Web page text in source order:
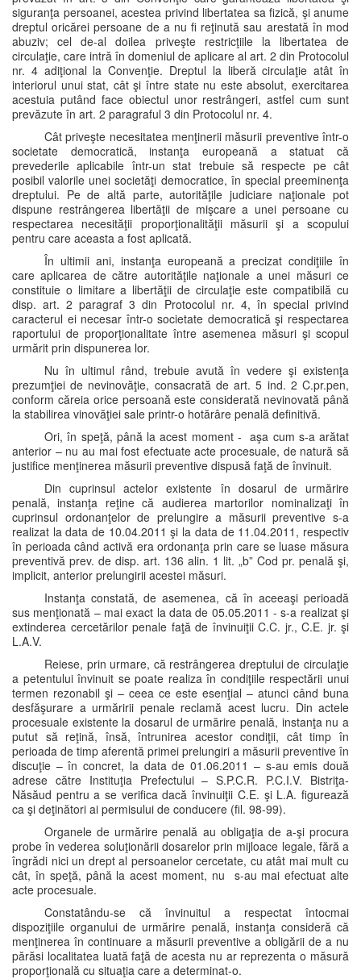
siguranţa persoanei, acestea privind libertatea sa fizică, şi anume
dreptul oricărei persoane de a nu fi reţinută sau arestată în mod
abuziv; cel de-al doilea priveşte restricţiile la libertatea de
circulaţie, care intră în domeniul de aplicare al art. 2 din Protocolul
nr. 4 adiţional la Convenţie. Dreptul la liberă circulaţie atât în
interiorul unui stat, cât şi între state nu este absolut, exercitarea
acestuia putând face obiectul unor restrângeri, astfel cum sunt
prevăzute în art. 2 paragraful 3 din Protocolul nr. 4.
Cât priveşte necesitatea menţinerii măsurii preventive într-o
societate democratică, instanţa europeană a statuat că
prevederile aplicabile într-un stat trebuie să respecte pe cât
posibil valorile unei societăţi democratice, în special preeminenţa
dreptului. Pe de altă parte, autorităţile judiciare naţionale pot
dispune restrângerea libertăţii de mişcare a unei persoane cu
respectarea necesităţii proporţionalităţii măsurii şi a scopului
pentru care aceasta a fost aplicată.
În ultimii ani, instanţa europeană a precizat condiţiile în
care aplicarea de către autorităţile naţionale a unei măsuri ce
constituie o limitare a libertăţii de circulaţie este compatibilă cu
disp. art. 2 paragraf 3 din Protocolul nr. 4, în special privind
caracterul ei necesar într-o societate democratică şi respectarea
raportului de proporţionalitate între asemenea măsuri şi scopul
urmărit prin dispunerea lor.
Nu în ultimul rând, trebuie avută în vedere şi existenţa
prezumţiei de nevinovăţie, consacrată de art. 5 ind. 2 C.pr.pen,
conform căreia orice persoană este considerată nevinovată până
la stabilirea vinovăţiei sale printr-o hotărâre penală definitivă.
Ori, în speţă, până la acest moment - aşa cum s-a arătat
anterior – nu au mai fost efectuate acte procesuale, de natură să
justifice menţinerea măsurii preventive dispusă faţă de învinuit.
Din cuprinsul actelor existente în dosarul de urmărire
penală, instanţa reţine că audierea martorilor nominalizaţi în
cuprinsul ordonanţelor de prelungire a măsurii preventive s-a
realizat la data de 10.04.2011 şi la data de 11.04.2011, respectiv
în perioada când activă era ordonanţa prin care se luase măsura
preventivă prev. de disp. art. 136 alin. 1 lit. „b” Cod pr. penală şi,
implicit, anterior prelungirii acestei măsuri.
Instanţa constată, de asemenea, că în aceeaşi perioadă
sus menţionată – mai exact la data de 05.05.2011 - s-a realizat şi
extinderea cercetărilor penale faţă de învinuiţii C.C. jr., C.E. jr. şi
L.A.V.
Reiese, prin urmare, că restrângerea dreptului de circulaţie
a petentului învinuit se poate realiza în condiţiile respectării unui
termen rezonabil şi – ceea ce este esenţial – atunci când buna
desfăşurare a urmăririi penale reclamă acest lucru. Din actele
procesuale existente la dosarul de urmărire penală, instanţa nu a
putut să reţină, însă, întrunirea acestor condiţii, cât timp în
perioada de timp aferentă primei prelungiri a măsurii preventive în
discuţie – în concret, la data de 01.06.2011 – s-au emis două
adrese către Instituţia Prefectului – S.P.C.R. P.C.I.V. Bistriţa-
Năsăud pentru a se verifica dacă învinuiţii C.E. şi L.A. figurează
ca şi deţinători ai permisului de conducere (fil. 98-99).
Organele de urmărire penală au obligaţia de a-şi procura
probe în vederea soluţionării dosarelor prin mijloace legale, fără a
îngrădi nici un drept al persoanelor cercetate, cu atât mai mult cu
cât, în speţă, până la acest moment, nu s-au mai efectuat alte
acte procesuale.
Constatându-se că învinuitul a respectat întocmai
dispoziţiile organului de urmărire penală, instanţa consideră că
menţinerea în continuare a măsurii preventive a obligării de a nu
părăsi localitatea luată faţă de acesta nu ar reprezenta o măsură
proporţională cu situaţia care a determinat-o.